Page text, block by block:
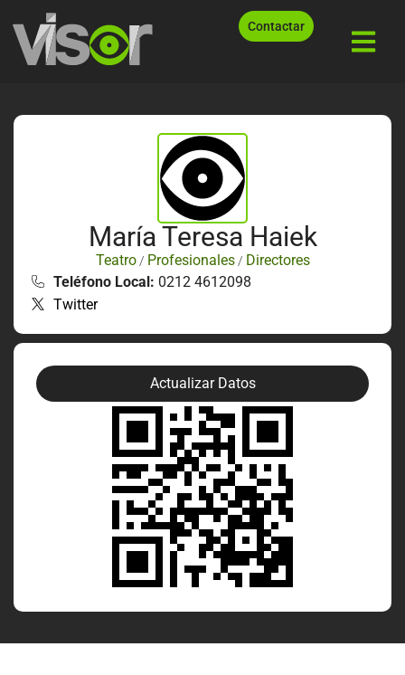
Contactar
María Teresa Haiek
Teatro/ Profesionales/ Directores
Teléfono Local: 0212 4612098
Twitter
Actualizar Datos